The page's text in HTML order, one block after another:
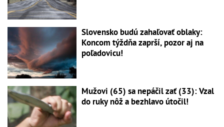
Slovensko budú zahaľovať oblaky:
Koncom týždňa zaprší, pozor aj na
poľadovicu!
Mužovi (65) sa nepáčil zať (33): Vzal
do ruky nôž a bezhlavo útočil!